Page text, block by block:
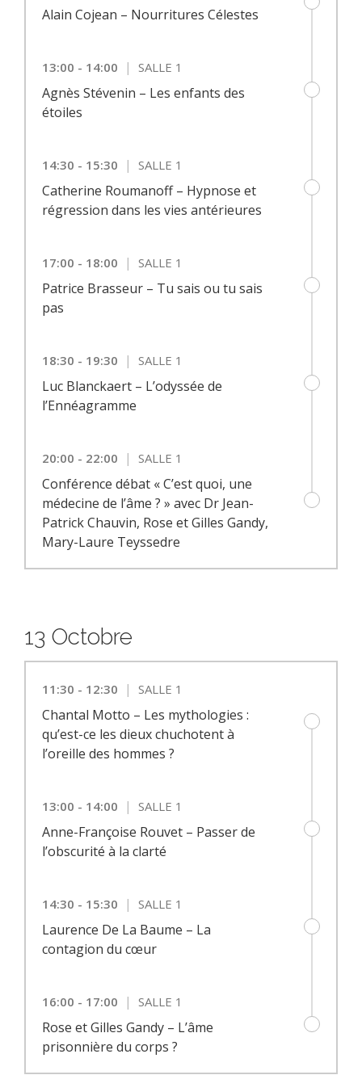
Alain Cojean – Nourritures Célestes
13:00 - 14:00 | SALLE 1
Agnès Stévenin – Les enfants des
étoiles
14:30 - 15:30 | SALLE 1
Catherine Roumanoff – Hypnose et
régression dans les vies antérieures
17:00 - 18:00 | SALLE 1
Patrice Brasseur – Tu sais ou tu sais
pas
18:30 - 19:30 | SALLE 1
Luc Blanckaert – L’odyssée de
l’Ennéagramme
20:00 - 22:00 | SALLE 1
Conférence débat « C’est quoi, une
médecine de l’âme ? » avec Dr Jean-
Patrick Chauvin, Rose et Gilles Gandy,
Mary-Laure Teyssedre
13 Octobre
11:30 - 12:30 | SALLE 1
Chantal Motto – Les mythologies :
qu’est-ce les dieux chuchotent à
l’oreille des hommes ?
13:00 - 14:00 | SALLE 1
Anne-Françoise Rouvet – Passer de
l’obscurité à la clarté
14:30 - 15:30 | SALLE 1
Laurence De La Baume – La
contagion du cœur
16:00 - 17:00 | SALLE 1
Rose et Gilles Gandy – L’âme
prisonnière du corps ?